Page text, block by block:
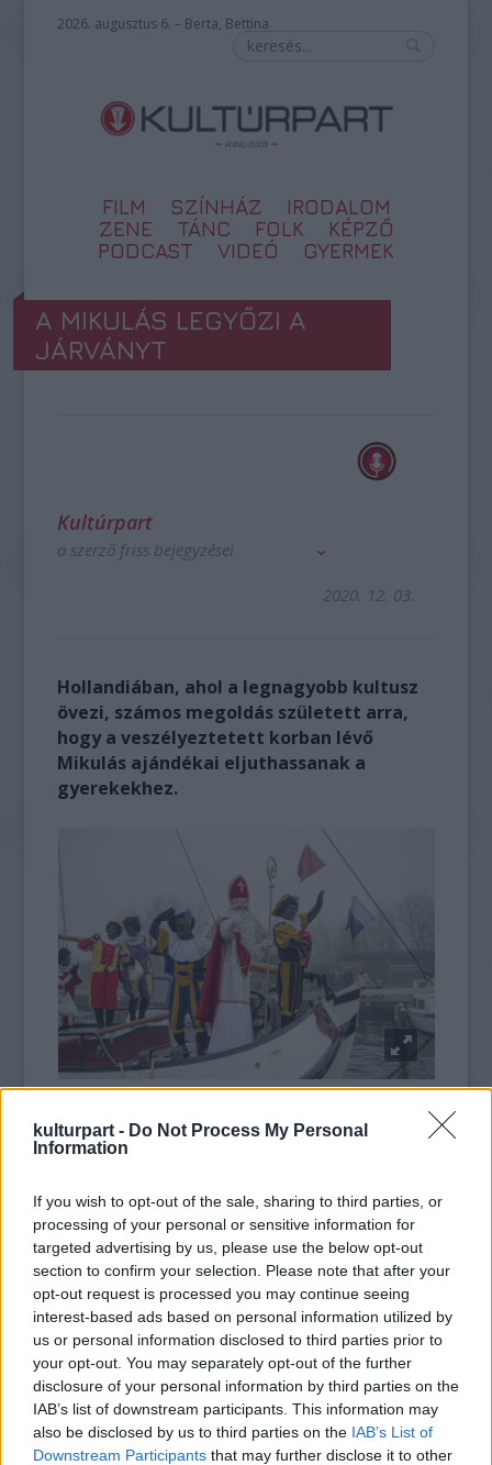
kulturpart - Do Not Process My Personal
Information
If you wish to opt-out of the sale, sharing to third parties, or
processing of your personal or sensitive information for
targeted advertising by us, please use the below opt-out
section to confirm your selection. Please note that after your
opt-out request is processed you may continue seeing
interest-based ads based on personal information utilized by
us or personal information disclosed to third parties prior to
your opt-out. You may separately opt-out of the further
disclosure of your personal information by third parties on the
IAB’s list of downstream participants. This information may
also be disclosed by us to third parties on the IAB’s List of
Downstream Participants that may further disclose it to other
2026. augusztus 6. – Berta, Bettina
FILM SZÍNHÁZ
IRODALOM
ZENE
TÁNC FOLK
KÉPZŐ
PODCAST
VIDEÓ GYERMEK
A MIKULÁS LEGYŐZI A
JÁRVÁNYT
Kultúrpart
a szerző friss bejegyzései
2020. 12. 03.
Hollandiában, ahol a legnagyobb kultusz
övezi, számos megoldás született arra,
hogy a veszélyeztetett korban lévő
Mikulás ajándékai eljuthassanak a
gyerekekhez.
Sinterklaasnak, azaz a Mikulásnak.
Rendszerint már november közepén
megérkezik gőzhajóval Spanyolországból,
hogy fehér lóra szállva lovagoljon be a
városba az ún. Zwarte Piet-ek kíséretében.
Arról, hogy idén hogyan zajlottak az
ünnepségek Erős Leventével, az ELTE
másodéves Néderlandisztika mesterszakos
hallgatójával beszélgettünk a Kultúrpart
Trend FM-en futó műsorában 2020.
december 2-án.